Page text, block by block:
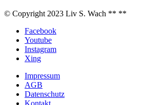
© Copyright 2023 Liv S. Wach ** **
Facebook
Youtube
Instagram
Xing
Impressum
AGB
Datenschutz
Kontakt